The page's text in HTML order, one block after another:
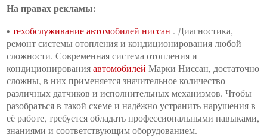
На правах рекламы:
•техобслуживание автомобилей ниссан . Диагностика,
ремонт системы отопления и кондиционирования любой
сложности. Современная система отопления и
кондиционированияавтомобилей Марки Ниссан, достаточно
сложны, в них применяется значительное количество
различных датчиков и исполнительных механизмов. Чтобы
разобраться в такой схеме и надёжно устранить нарушения в
её работе, требуется обладать профессиональными навыками,
знаниями и соответствующим оборудованием.